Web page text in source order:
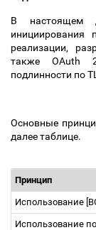
В настоящем
инициирования
реализации,
также OAuth
подлинности по
Основные
далее таблице.
Принцип
Использование
Использование